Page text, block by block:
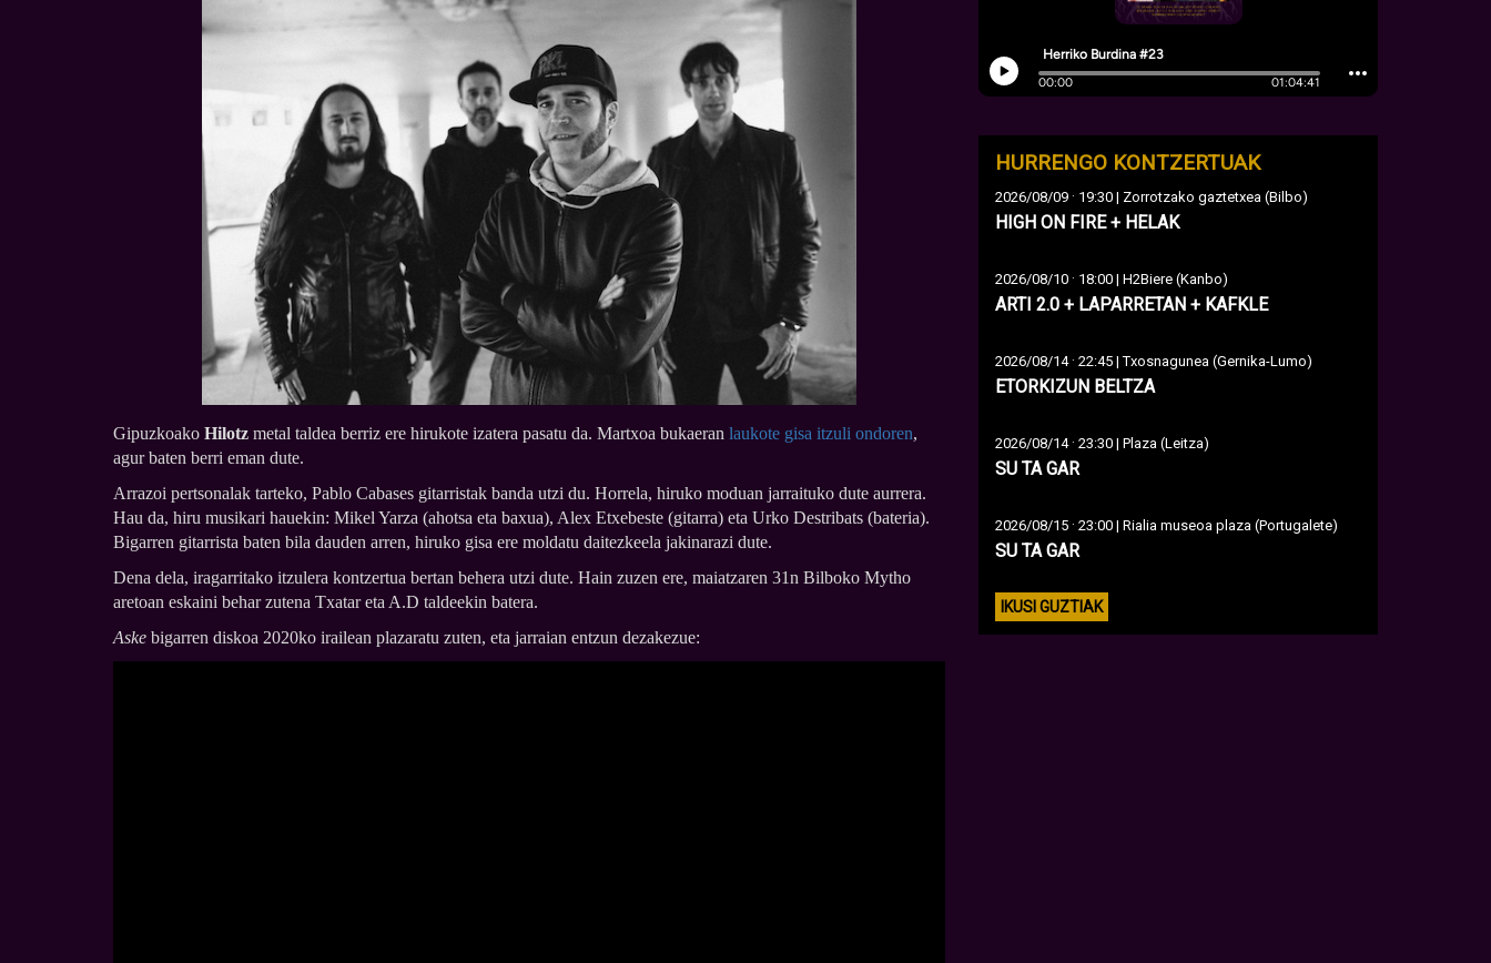
Gipuzkoako Hilotz metal taldea berriz ere hirukote izatera pasatu da. Martxoa bukaeran laukote gisa itzuli ondoren,
agur baten berri eman dute.
Arrazoi pertsonalak tarteko, Pablo Cabases gitarristak banda utzi du. Horrela, hiruko moduan jarraituko dute aurrera.
Hau da, hiru musikari hauekin: Mikel Yarza (ahotsa eta baxua), Alex Etxebeste (gitarra) eta Urko Destribats (bateria).
Bigarren gitarrista baten bila dauden arren, hiruko gisa ere moldatu daitezkeela jakinarazi dute.
Dena dela, iragarritako itzulera kontzertua bertan behera utzi dute. Hain zuzen ere, maiatzaren 31n Bilboko Mytho
aretoan eskaini behar zutena Txatar eta A.D taldeekin batera.
Aske bigarren diskoa 2020ko irailean plazaratu zuten, eta jarraian entzun dezakezue:
HURRENGO KONTZERTUAK
2026/08/09 · 19:30 | Zorrotzako gaztetxea (Bilbo)
HIGH ON FIRE + HELAK
2026/08/10 · 18:00 | H2Biere (Kanbo)
ARTI 2.0 + LAPARRETAN + KAFKLE
2026/08/14· 22:45 | Txosnagunea (Gernika-Lumo)
ETORKIZUN BELTZA
2026/08/14· 23:30 | Plaza (Leitza)
SU TA GAR
2026/08/15 · 23:00 | Rialia museoa plaza (Portugalete)
SU TA GAR
IKUSI GUZTIAK